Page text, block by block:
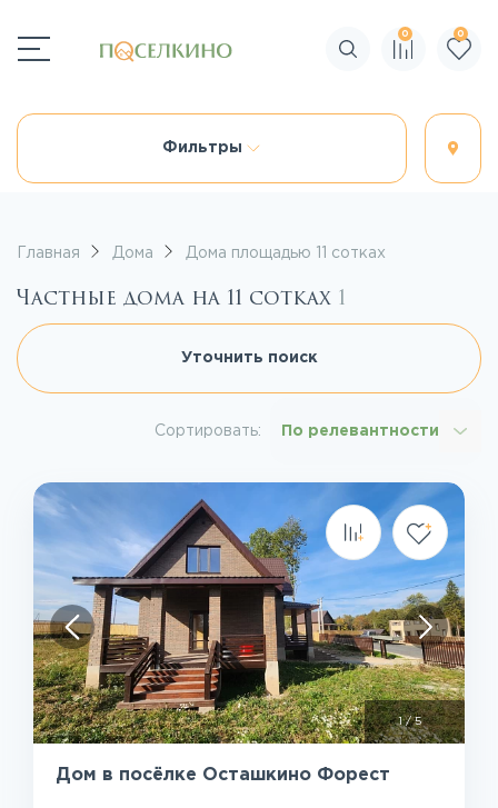
Поиск по сайту
0 0
Фильтры
Главная Дома Дома площадью 11 сотках
Частные дома на 11 сотках 1
Уточнить поиск
Сортировать: По релевантности
1/5
Дом в посёлке Осташкино Форест